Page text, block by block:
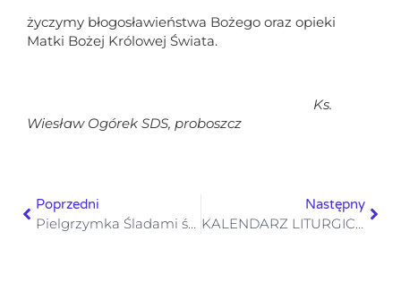
życzymy błogosławieństwa Bożego oraz opieki
Matki Bożej Królowej Świata.
Ks.
Wiesław Ogórek SDS, proboszcz
Poprzedni
Pielgrzymka Śladami św. Hildegardy z Bingen
Następny
KALENDARZ LITURGICZNY 17- 23.09.2023